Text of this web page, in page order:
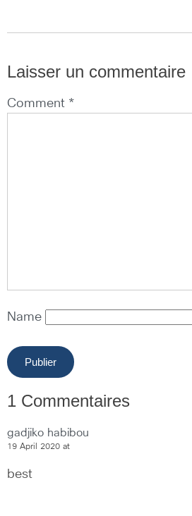
Laisser un commentaire
Comment *
Name
1 Commentaires
gadjiko habibou
19 April 2020 at
best